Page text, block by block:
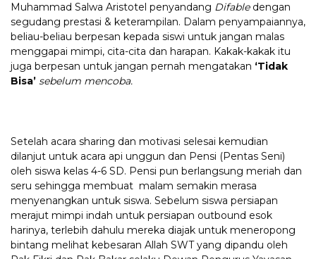
Muhammad Salwa Aristotel penyandang Difabledengan
segudang prestasi & keterampilan. Dalam penyampaiannya,
beliau-beliau berpesan kepada siswi untuk jangan malas
menggapai mimpi, cita-cita dan harapan. Kakak-kakak itu
juga berpesan untuk jangan pernah mengatakan ‘Tidak
Bisa’ sebelum mencoba.
Setelah acara sharing dan motivasi selesai kemudian
dilanjut untuk acara api unggun dan Pensi (Pentas Seni)
oleh siswa kelas 4-6 SD. Pensi pun berlangsung meriah dan
seru sehingga membuat malam semakin merasa
menyenangkan untuk siswa. Sebelum siswa persiapan
merajut mimpi indah untuk persiapan outbound esok
harinya, terlebih dahulu mereka diajak untuk meneropong
bintang melihat kebesaran Allah SWT yang dipandu oleh